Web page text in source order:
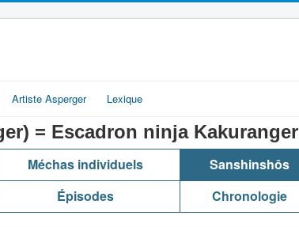
Artiste Asperger Lexique
= Escadron ninja Kakuranger
Méchas individuels
Sanshinshôs
Épisodes Chronologie